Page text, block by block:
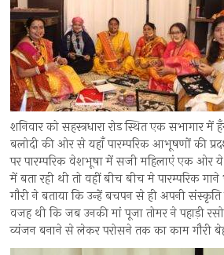
शनिवार को सहस्त्रधारा रोड स्थित एक सभागार
बलोदी की ओर से यहाँ पारम्परिक आभूषणों की
पर पारम्परिक वेशभूषा में सजी महिलाएं एक ओर
में बता रही थी तो वहीं बीच बीच मे पारम्परिक
गौरी ने बताया कि उन्हें बचपन से ही अपनी
वजह थी कि जब उनकी मां पूजा तोमर ने पहाड़ी
व्यंजन बनाने से लेकर परोसने तक का काम गौरी